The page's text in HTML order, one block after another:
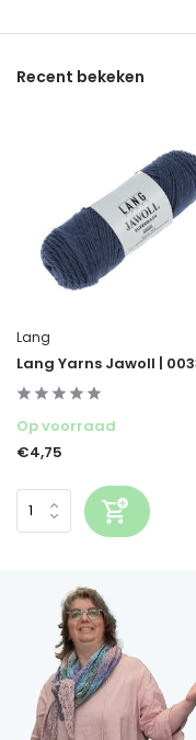
Recent bekeken
Lang
Lang Yarns Jawoll |
Op voorraad
€4,75